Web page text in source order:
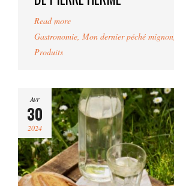
Read more
Gastronomie Mon dernier péché mignon
Produits
Avr
30
2024